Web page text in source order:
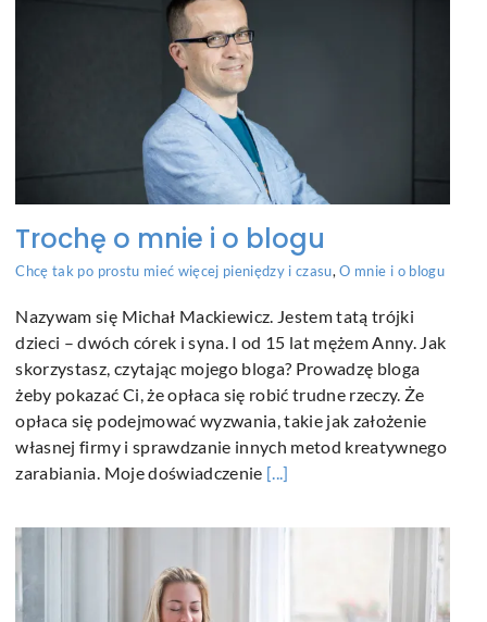
Trochę o mnie i o blogu
Chcę tak po prostu mieć więcej pieniędzy i czasu,O mnie i o blogu
Nazywam się Michał Mackiewicz. Jestem tatą trójki
dzieci – dwóch córek i syna. I od 15 lat mężem Anny. Jak
skorzystasz, czytając mojego bloga? Prowadzę bloga
żeby pokazać Ci, że opłaca się robić trudne rzeczy. Że
opłaca się podejmować wyzwania, takie jak założenie
własnej firmy i sprawdzanie innych metod kreatywnego
zarabiania. Moje doświadczenie [...]